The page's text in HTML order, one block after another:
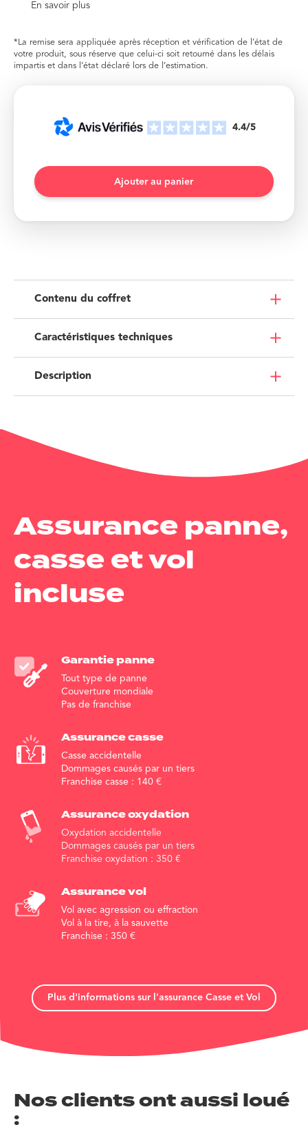
En savoir plus
*La remise sera appliquée après réception et vérification de l’état de
votre produit, sous réserve que celui-ci soit retourné dans les délais
impartis et dans l’état déclaré lors de l’estimation.
4.4/5
Contenu du coffret
Caractéristiques techniques
Description
Assurance panne,
casse et vol
incluse
Garantiepanne
Tout type de panne
Couverture mondiale
Pas de franchise
Assurancecasse
Casse accidentelle
Dommages causés par un tiers
Franchise casse : 140 €
Assuranceoxydation
Oxydation accidentelle
Dommages causés par un tiers
Franchise oxydation : 350 €
Assurance vol
Vol avec agression ou effraction
Vol à la tire, à la sauvette
Franchise : 350 €
Plus d'informations sur l'assurance Casse et Vol
Nos clients ont aussi loué
: